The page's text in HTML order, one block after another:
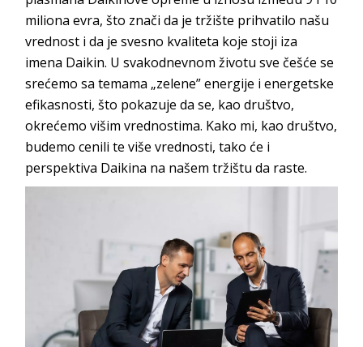
miliona evra, što znači da je tržište prihvatilo našu
vrednost i da je svesno kvaliteta koje stoji iza
imena Daikin. U svakodnevnom životu sve češće se
srećemo sa temama „zelene” energije i energetske
efikasnosti, što pokazuje da se, kao društvo,
okrećemo višim vrednostima. Kako mi, kao društvo,
budemo cenili te više vrednosti, tako će i
perspektiva Daikina na našem tržištu da raste.